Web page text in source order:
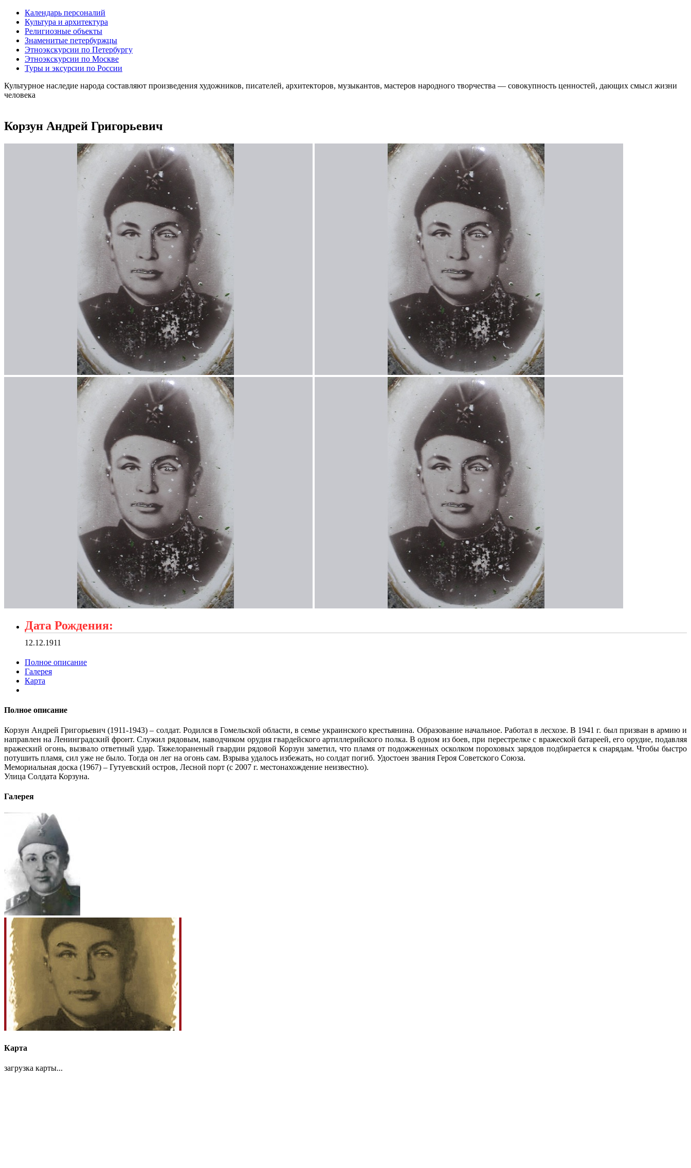
Календарь персоналий
Культура и архитектура
Религиозные объекты
Знаменитые петербуржцы
Этноэкскурсии по Петербургу
Этноэкскурсии по Москве
Туры и эксурсии по России
Культурное наследие народа составляют произведения художников, писателей, архитекторов, музыкантов, мастеров народного творчества ― совокупность ценностей, дающих смысл жизни
человека
Корзун Андрей Григорьевич
Дата Рождения:
12.12.1911
Полное описание
Галерея
Карта
Полное описание
Корзун Андрей Григорьевич (1911-1943) – солдат. Родился в Гомельской области, в семье украинского крестьянина. Образование начальное. Работал в лесхозе. В 1941 г. был призван в армию и
направлен на Ленинградский фронт. Служил рядовым, наводчиком орудия гвардейского артиллерийского полка. В одном из боев, при перестрелке с вражеской батареей, его орудие, подавляя
вражеский огонь, вызвало ответный удар. Тяжелораненый гвардии рядовой Корзун заметил, что пламя от подожженных осколком пороховых зарядов подбирается к снарядам. Чтобы быстро
потушить пламя, сил уже не было. Тогда он лег на огонь сам. Взрыва удалось избежать, но солдат погиб. Удостоен звания Героя Советского Союза.
Мемориальная доска (1967) – Гутуевский остров, Лесной порт (с 2007 г. местонахождение неизвестно).
Улица Солдата Корзуна.
Галерея
Карта
загрузка карты...